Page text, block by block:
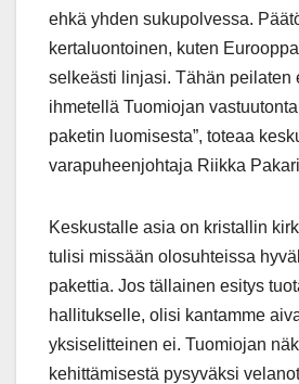
ehkä yhden sukupolvessa.
kertaluontoinen, kuten
selkeästi linjasi. Tähän peilaten
ihmetellä Tuomiojan
paketin luomisesta”, toteaa
varapuheenjohtaja Riikka
Keskustalle asia on kristallin
tulisi missään olosuhteissa
pakettia. Jos tällainen esitys
hallitukselle, olisi kantamme
yksiselitteinen ei. Tuomiojan
kehittämisestä pysyväksi